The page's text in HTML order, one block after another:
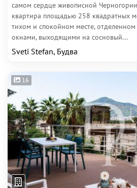
самом сердце живописной
квартира площадью 258 квадратных
тихом и спокойном месте,
окнами, выходящими на сосновый...
Sveti Stefan, Будва
16